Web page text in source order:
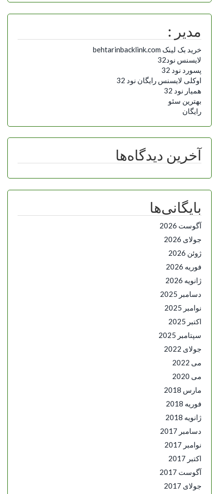
مدیر :
خرید بک لینک behtarinbacklink.com
لایسنس نود32
پسورد نود 32
اوکلی لایسنس رایگان نود 32
همیار نود 32
بهترین سئو
رایگان
آخرین دیدگاه‌ها
بایگانی‌ها
آگوست 2026
جولای 2026
ژوئن 2026
فوریه 2026
ژانویه 2026
دسامبر 2025
نوامبر 2025
اکتبر 2025
سپتامبر 2025
جولای 2022
می 2022
می 2020
مارس 2018
فوریه 2018
ژانویه 2018
دسامبر 2017
نوامبر 2017
اکتبر 2017
آگوست 2017
جولای 2017